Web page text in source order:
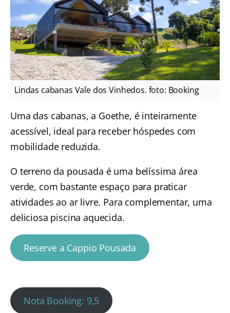
Lindas cabanas Vale dos Vinhedos. foto: Booking
Uma das cabanas, a Goethe, é inteiramente
acessível, ideal para receber hóspedes com
mobilidade reduzida.
O terreno da pousada é uma belíssima área
verde, com bastante espaço para praticar
atividades ao ar livre. Para complementar, uma
deliciosa piscina aquecida.
Reserve a Cappio Pousada
Nota Booking: 9,5